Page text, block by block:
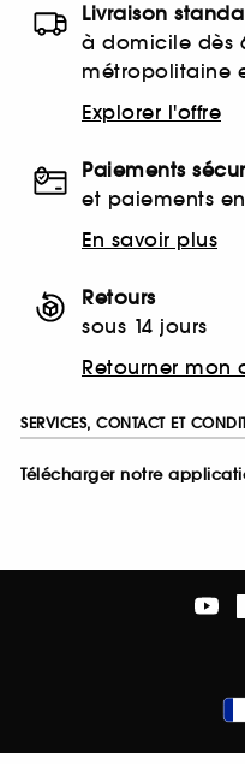
Livraison
à domicile dès
métropolitaine
Explorer l'offre
Paiements
et paiements
En savoir plus
Retours
sous 14 jours
Retourner mon
SERVICES, CONTACT ET
Télécharger notre